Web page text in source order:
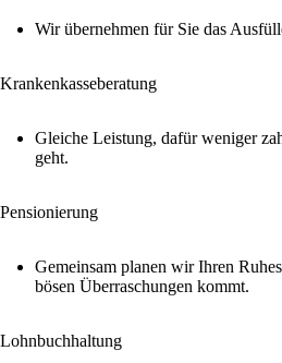
Wir übernehmen für Sie das
Krankenkasseberatung
Gleiche Leistung, dafür weniger
geht.
Pensionierung
Gemeinsam planen wir Ihren
bösen Überraschungen kommt.
Lohnbuchhaltung